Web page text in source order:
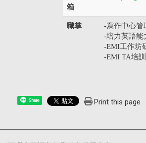
箱
職掌
-寫作中心管
-培力英語能
-EMI工作坊
-EMI TA培
Share Print this page